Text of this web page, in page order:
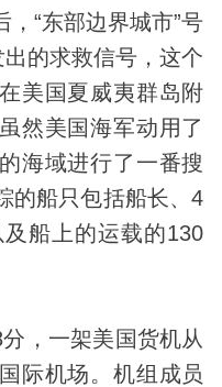
“东部边界城市”号
出的求救信号，这个
美国夏威夷群岛附
然美国海军动用了
海域进行了一番搜
的船只包括船长、4
船上的运载的130
，一架美国货机从
际机场。机组成员